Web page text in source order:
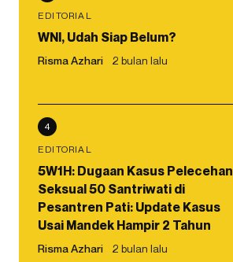
EDITORIAL
WNI, Udah Siap Belum?
Risma Azhari 2 bulan lalu
4
EDITORIAL
5W1H: Dugaan Kasus Pelecehan
Seksual 50 Santriwati di
Pesantren Pati: Update Kasus
Usai Mandek Hampir 2 Tahun
Risma Azhari 2 bulan lalu